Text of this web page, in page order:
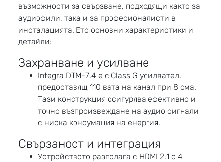
възможности за свързване, подходящи както за
аудиофили, така и за професионалисти в
инсталацията. Ето основни характеристики и
детайли:
Захранване и усилване
Integra DTM-7.4 е с Class G усилвател,
предоставящ 110 вата на канал при 8 ома.
Тази конструкция осигурява ефективно и
точно възпроизвеждане на аудио сигнали
с ниска консумация на енергия.
Свързаност и интеграция
Устройството разполага с HDMI 2.1 с 4